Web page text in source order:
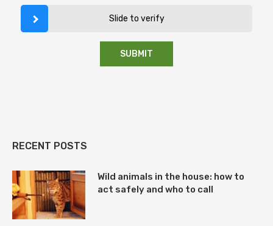
Slide to verify
RECENT POSTS
Wild animals in the house: how to
act safely and who to call